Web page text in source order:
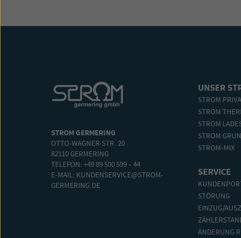
STROM GERMERING
OTTO-WAGNER-STR. 20
82110 GERMERING
TELEFON: +49 89 500 599 – 44
E-MAIL: KUNDENSERVICE@STROM-
GERMERING.DE
UNSER
STROM
STROM
STROM
STROM
STROM-MIX
SERVICE
STÖRUNG
EINZUG/
ÄNDERUNG